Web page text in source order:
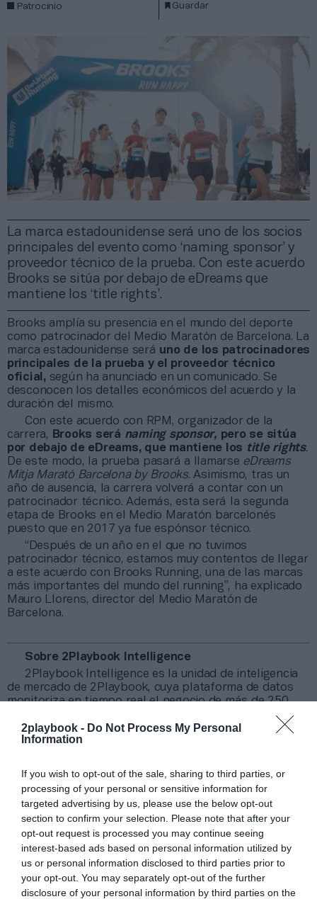
2playbook - Do Not Process My Personal
Information
If you wish to opt-out of the sale, sharing to third parties, or
processing of your personal or sensitive information for
targeted advertising by us, please use the below opt-out
section to confirm your selection. Please note that after your
opt-out request is processed you may continue seeing
interest-based ads based on personal information utilized by
us or personal information disclosed to third parties prior to
your opt-out. You may separately opt-out of the further
disclosure of your personal information by third parties on the
La marca estadounidense será uno de los socios
principales del evento como ‘naming sponsor’ y
proveedor técnico de la prueba. Con este acuerdo
Brooks se sitúa por debajo de eDreams que
mantiene los ‘title rights’.
Patrocinio Guardar
Brooks amplía su presencia en el mundo del deporte
como patrocinador del Medio Maratón de Barcelona. La
marca estadounidense será uno de los patrocinadores
principales de la prueba y el proveedor técnico
oficial, según ha anunciado en un comunicado. Se
desconocen los detalles económicos del acuerdo y la
duración del mismo.
Con este acuerdo con RPM, organizador de la
carrera,
Brooks será naming sponsor, pero se sitúa
por debajo de eDreams, que mantiene los title rights.
De este modo, la prueba pasará a llamarse eDreams
Mitja Marató Barcelona by Brooks. Asimismo, tras un
año de ausencia, la carrera volverá a contar con un
patrocinador técnico. Además, esta será la segunda
etapa de Brooks en el Medio Maratón barcelonés
puesto que en 2017 ya fue espónsor técnico.
“Después de un año en el que no tuvimos
patrocinador técnico, estamos muy contentos de llegar
a este acuerdo con Brooks Running, una de las marcas
más importantes del mundo del running”, ha explicado
Mauro Llorens, director del Medio Maratón de
Barcelona.
Sobre 2Playbook Intelligence
2Playbook Intelligence es la unidad de inteligencia
de mercado de 2Playbook, cuya plataforma de datos
monitoriza en tiempo real el negocio de más de 250
clubes de fútbol y baloncesto de toda Europa, así
como más de 14.000 contratos de patrocinio en el
mercado español, segmentados por competición,
valor económico aproximado de cada acuerdo. Si
quieres más información, contacta con nosotros a
través de intelligence@2playbook.com.
Añadir 2Playbook
como fuente preferida de Google
de forma gratuita
Mantente informado con las últimas noticias de actualidad.
ACTIVAR AHORA